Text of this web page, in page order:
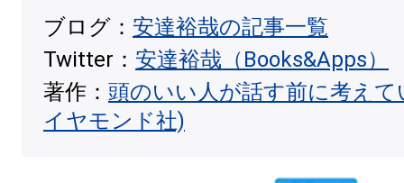
ブログ： 安達裕哉の記事一覧
Twitter： 安達裕哉（Books&Apps）
著作： 頭のいい人が話す前に考え
イヤモンド社)